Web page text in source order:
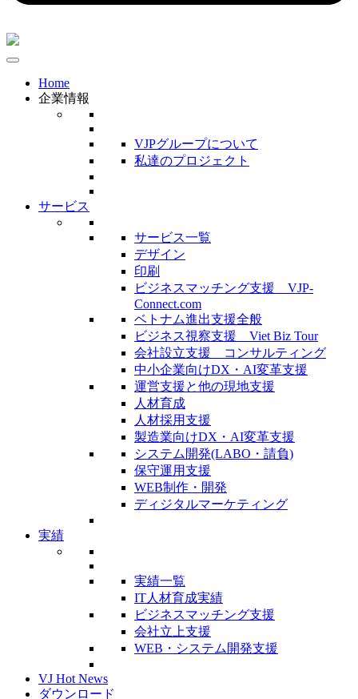
Home
企業情報
VJPグループについて
私達のプロジェクト
サービス
サービス一覧
デザイン
印刷
ビジネスマッチング支援 VJP-
Connect.com
ベトナム進出支援全般
ビジネス視察支援 Viet Biz Tour
会社設立支援 コンサルティング
中小企業向けDX・AI変革支援
運営支援と他の現地支援
人材育成
人材採用支援
製造業向けDX・AI変革支援
システム開発(LABO・請負)
保守運用支援
WEB制作・開発
ディジタルマーケティング
実績
実績一覧
IT人材育成実績
ビジネスマッチング支援
会社立上支援
WEB・システム開発支援
VJ Hot News
ダウンロード